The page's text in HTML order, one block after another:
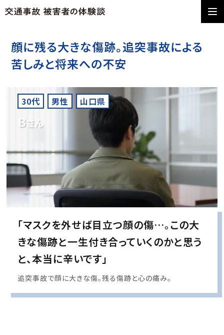
顔に残る大きな傷跡。追突事故による
苦しみと将来への不安
30代 男性 山口県
Bさん
「マスクを外せば目立つ顔の傷…。この大
きな傷跡と一生付き合っていくのかと思う
と、本当に辛いです」
追突事故で顔に大きな傷。残る傷跡と心の痛み。